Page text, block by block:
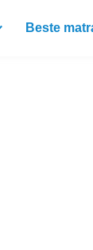
Beste